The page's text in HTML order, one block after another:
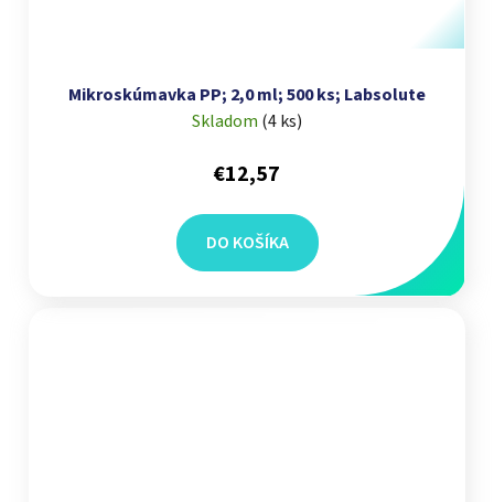
Mikroskúmavka PP; 2,0 ml; 500 ks; Labsolute
Skladom (4 ks)
€12,57
DO KOŠÍKA